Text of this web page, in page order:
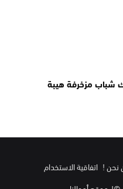
شباب مزخرفة هيبة
نحن ! اتفاقية الاستخدام